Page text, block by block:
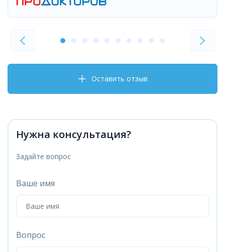
Оставить отзыв
Нужна консультация?
Задайте вопрос
Ваше имя
Вопрос